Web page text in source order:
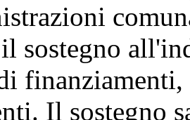
sostegno
finanziamenti,
Il sostegno